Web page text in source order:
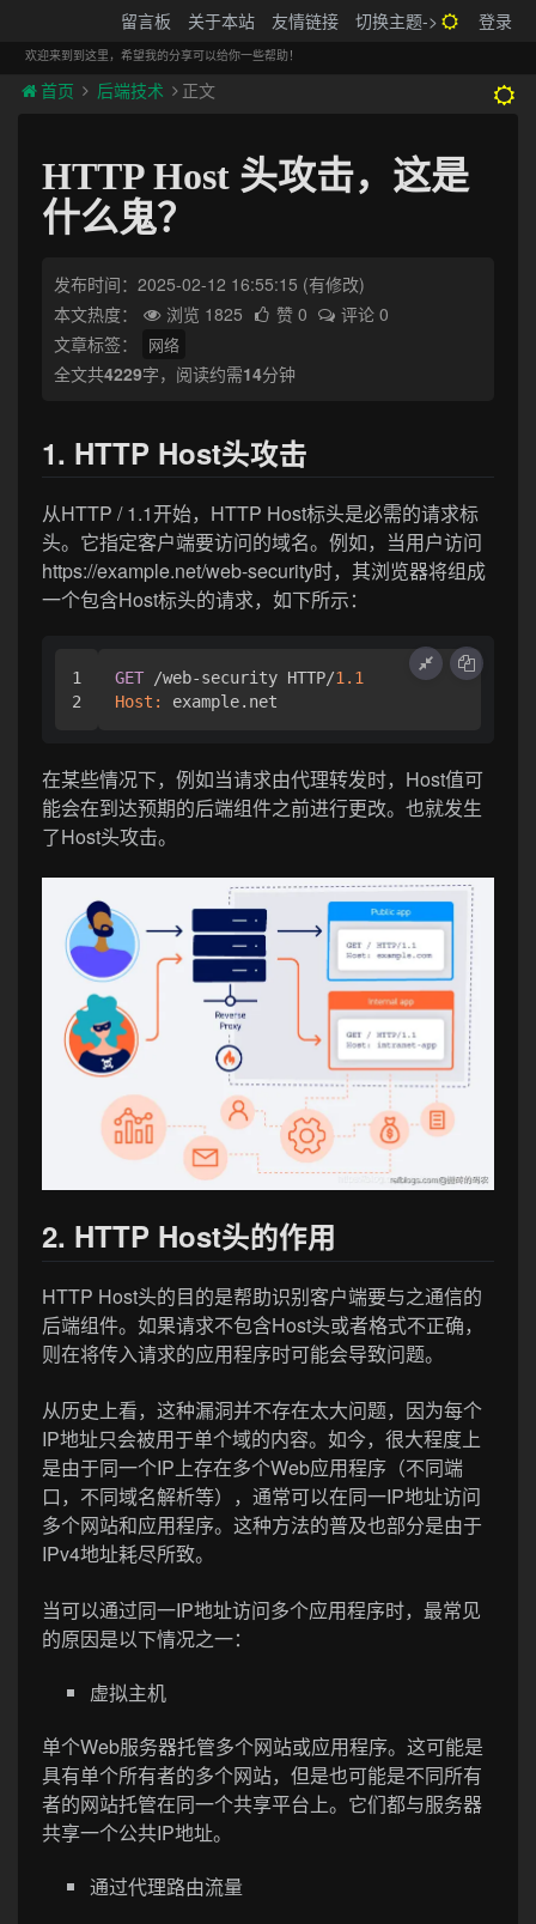
留言板 关于本站 友情链接 切换主题-> 登录
欢迎来到到这里，希望我的分享可以给你一些帮助！
首页 后端技术 正文
HTTP Host 头攻击，这是
什么鬼？
发布时间：2025-02-12 16:55:15 (有修改)
本文热度：
浏览 1825 赞 0
评论 0
文章标签：
网络
全文共4229字，阅读约需14分钟
1. HTTP Host头攻击
从HTTP / 1.1开始，HTTP Host标头是必需的请求标
头。它指定客户端要访问的域名。例如，当用户访问
https://example.net/web-security时，其浏览器将组成
一个包含Host标头的请求，如下所示：
1
GET /web-security HTTP/1.1
Host:
example.net
在某些情况下，例如当请求由代理转发时，Host值可
能会在到达预期的后端组件之前进行更改。也就发生
了Host头攻击。
2. HTTP Host头的作用
HTTP Host头的目的是帮助识别客户端要与之通信的
后端组件。如果请求不包含Host头或者格式不正确，
则在将传入请求的应用程序时可能会导致问题。
从历史上看，这种漏洞并不存在太大问题，因为每个
IP地址只会被用于单个域的内容。如今，很大程度上
是由于同一个IP上存在多个Web应用程序（不同端
口，不同域名解析等），通常可以在同一IP地址访问
多个网站和应用程序。这种方法的普及也部分是由于
IPv4地址耗尽所致。
当可以通过同一IP地址访问多个应用程序时，最常见
的原因是以下情况之一：
虚拟主机
单个Web服务器托管多个网站或应用程序。这可能是
具有单个所有者的多个网站，但是也可能是不同所有
者的网站托管在同一个共享平台上。它们都与服务器
共享一个公共IP地址。
通过代理路由流量